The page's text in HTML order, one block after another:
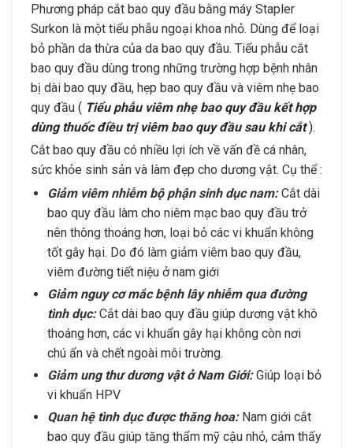
Phương pháp cắt bao quy đầu bằng máy Stapler
Surkon là một tiểu phẫu ngoại khoa nhỏ. Dùng để loại
bỏ phần da thừa của da bao quy đầu. Tiểu phẫu cắt
bao quy đầu dùng trong những trường hợp bệnh nhân
bị dài bao quy đầu, hẹp bao quy đầu và viêm nhẹ bao
quy đầu ( Tiểu phẫu viêm nhẹ bao quy đầu kết hợp
dùng thuốc điều trị viêm bao quy đầu sau khi cắt).
Cắt bao quy đầu có nhiều lợi ích về vấn đề cá nhân,
sức khỏe sinh sản và làm đẹp cho dương vật. Cụ thể :
Giảm viêm nhiễm bộ phận sinh dục nam:Cắt dài
bao quy đầu làm cho niêm mạc bao quy đầu trở
nên thông thoáng hơn, loại bỏ các vi khuẩn không
tốt gây hại. Do đó làm giảm viêm bao quy đầu,
viêm đường tiết niệu ở nam giới
Giảm nguy cơ mắc bệnh lây nhiễm qua đường
tình dục:Cắt dài bao quy đầu giúp dương vật khô
thoáng hơn, các vi khuẩn gây hại không còn nơi
chú ẩn và chết ngoài môi trường.
Giảm ung thư dương vật ở Nam Giới:Giúp loại bỏ
vi khuẩn HPV
Quan hệ tình dục được thăng hoa:Nam giới cắt
bao quy đầu giúp tăng thẩm mỹ cậu nhỏ, cảm thấy